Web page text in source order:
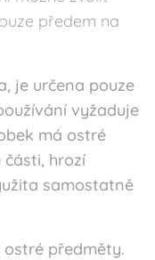
předem na
je určena pouze
vyžaduje
má ostré
hrozí
samostatně
předměty.